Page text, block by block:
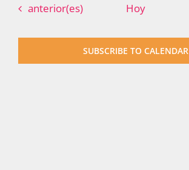
Recursos
Eventos
anterior(es) Hoy
SUBSCRIBE TO CALENDAR